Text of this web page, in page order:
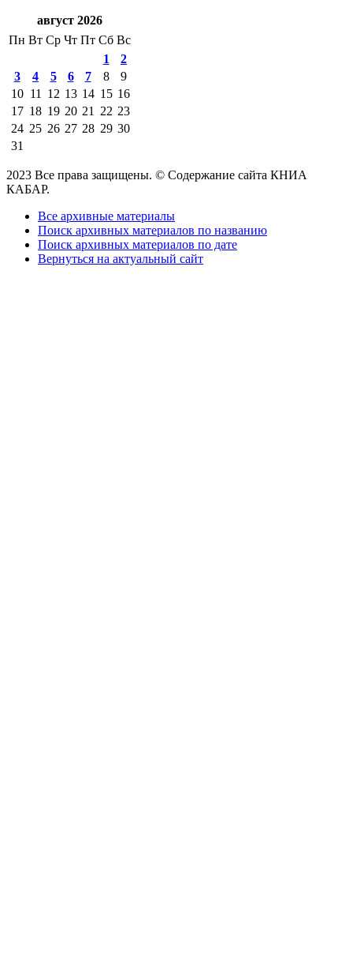
август 2026
Пн Вт Ср Чт Пт Сб Вс
1
2
3
4 5 6 7 8
9
10 11 12 13 14 15 16
17 18 19 20 21 22 23
24 25 26 27 28 29 30
31
2023 Все права защищены. © Содержание сайта КНИА
КАБАР.
Все архивные материалы
Поиск архивных материалов по названию
Поиск архивных материалов по дате
Вернуться на актуальный сайт